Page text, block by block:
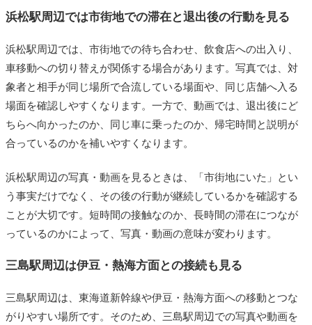
浜松駅周辺では市街地での滞在と退出後の行動を見る
浜松駅周辺では、市街地での待ち合わせ、飲食店への出入り、
車移動への切り替えが関係する場合があります。写真では、対
象者と相手が同じ場所で合流している場面や、同じ店舗へ入る
場面を確認しやすくなります。一方で、動画では、退出後にど
ちらへ向かったのか、同じ車に乗ったのか、帰宅時間と説明が
合っているのかを補いやすくなります。
浜松駅周辺の写真・動画を見るときは、「市街地にいた」とい
う事実だけでなく、その後の行動が継続しているかを確認する
ことが大切です。短時間の接触なのか、長時間の滞在につなが
っているのかによって、写真・動画の意味が変わります。
三島駅周辺は伊豆・熱海方面との接続も見る
三島駅周辺は、東海道新幹線や伊豆・熱海方面への移動とつな
がりやすい場所です。そのため、三島駅周辺での写真や動画を